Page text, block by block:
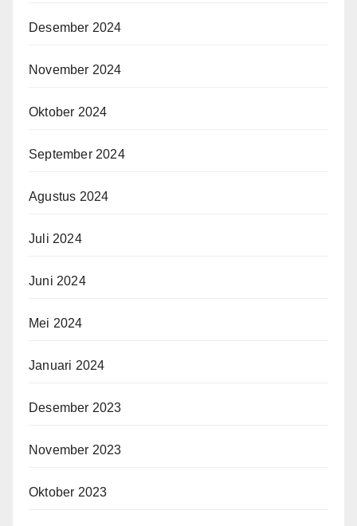
Desember 2024
November 2024
Oktober 2024
September 2024
Agustus 2024
Juli 2024
Juni 2024
Mei 2024
Januari 2024
Desember 2023
November 2023
Oktober 2023